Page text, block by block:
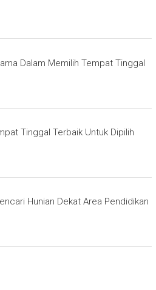
Dalam Memilih Tempat Tinggal
Tinggal Terbaik Untuk Dipilih
Hunian Dekat Area Pendidikan